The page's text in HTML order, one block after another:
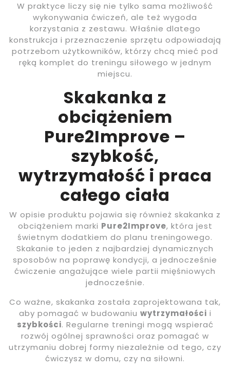
W praktyce liczy się nie tylko sama możliwość
wykonywania ćwiczeń, ale też wygoda
korzystania z zestawu. Właśnie dlatego
konstrukcja i przeznaczenie sprzętu odpowiadają
potrzebom użytkowników, którzy chcą mieć pod
ręką komplet do treningu siłowego w jednym
miejscu.
Skakanka z
obciążeniem
Pure2Improve –
szybkość,
wytrzymałość i praca
całego ciała
W opisie produktu pojawia się również skakanka z
obciążeniem marki Pure2Improve, która jest
świetnym dodatkiem do planu treningowego.
Skakanie to jeden z najbardziej dynamicznych
sposobów na poprawę kondycji, a jednocześnie
ćwiczenie angażujące wiele partii mięśniowych
jednocześnie.
Co ważne, skakanka została zaprojektowana tak,
aby pomagać w budowaniu wytrzymałości i
szybkości. Regularne treningi mogą wspierać
rozwój ogólnej sprawności oraz pomagać w
utrzymaniu dobrej formy niezależnie od tego, czy
ćwiczysz w domu, czy na siłowni.